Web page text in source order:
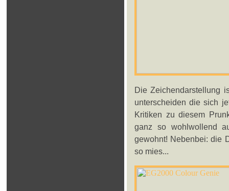
Die Zeichendarstellung
unterscheiden die sich
Kritiken zu diesem
ganz so wohlwollend
gewohnt! Nebenbei: die
so mies...